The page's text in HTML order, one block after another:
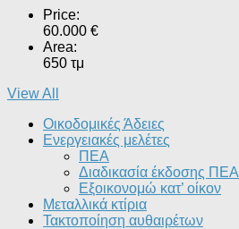
Price:
60.000 €
Area:
650 τμ
View All
Οικοδομικές Άδειες
Ενεργειακές μελέτες
ΠΕΑ
Διαδικασία έκδοσης ΠΕΑ
Εξοικονομώ κατ’ οίκoν
Μεταλλικά κτίρια
Τακτοποίηση αυθαιρέτων